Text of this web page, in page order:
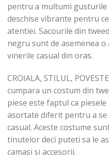
pentru a multumi
deschise vibrante pentru
atentiei. Sacourile din
negru sunt de asemenea
vinerile casual din oras.
CROIALA, STILUL,
cumpara un costum din
piese este faptul ca
asortate diferit pentru a
casual. Aceste costume
tinutelor deci puteti sa le
camasi si accesorii.